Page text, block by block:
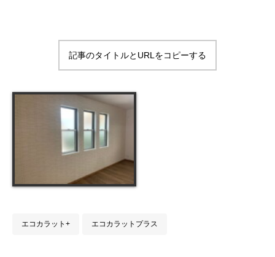
記事のタイトルとURLをコピーする
エコカラット+ エコカラットプラス